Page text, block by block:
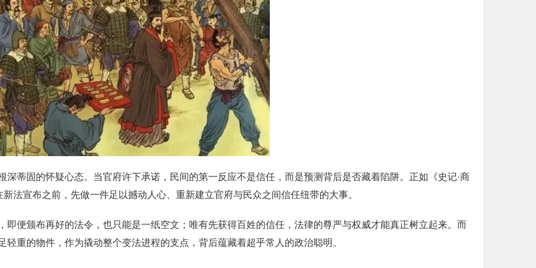
蒂固的怀疑心态。当官府许下承诺，民间的第一反应不是信任，而是预测背后是否藏着陷阱。正如《史记·商
法宣布之前，先做一件足以撼动人心、重新建立官府与民众之间信任纽带的大事。
即便颁布再好的法令，也只能是一纸空文；唯有先获得百姓的信任，法律的尊严与权威才能真正树立起来。而
重的物件，作为撬动整个变法进程的支点，背后蕴藏着超乎常人的政治聪明。